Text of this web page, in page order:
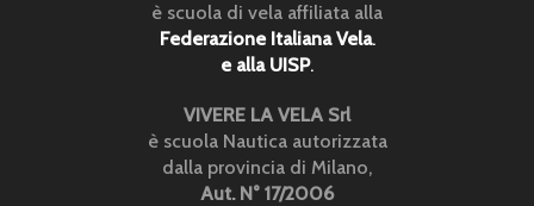
è scuola di vela affiliata alla
Federazione Italiana Vela.
e alla UISP.
VIVERE LA VELA Srl
è scuola Nautica autorizzata
dalla provincia di Milano,
Aut. N° 17/2006